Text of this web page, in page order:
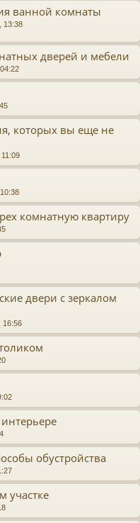
ванной комнаты
13:38
дверей и мебели
которых вы еще не
комнатную квартиру
двери с зеркалом
16:56
обустройства
участке